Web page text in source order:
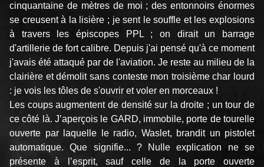
cinquantaine de mètres de moi ; des entonnoirs énormes
se creusent à la lisière ; je sent le souffle et les explosions
à travers les épiscopes PPL ; on dirait un barrage
d'artillerie de fort calibre. Depuis j'ai pensé qu'à ce moment
j'avais été attaqué par de l'aviation. Je reste au milieu de la
clairière et démolit sans conteste mon troisième char lourd
: je vois les tôles de s'ouvrir et voler en morceaux !
Les coups augmentent de densité sur la droite ; un tour de
ce côté là. J’aperçois le GARD, immobile, porte de tourelle
ouverte par laquelle le radio, Waslet, bran­dit un pistolet
automatique. Que signifie... ? Nulle explication ne se
présente à l’esprit, sauf celle de la porte ouverte